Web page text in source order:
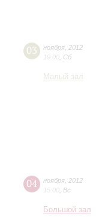
03 ноября 2012
19:00 Сб
Малый зал
04 ноября 2012
15:00 Вс
Большой зал